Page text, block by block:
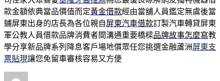
款金額依典當品價值而定黃金借款經由當舖人員鑑定無虞後當
鋪屏東出身的店長為各位親自屏東汽車借款訂製汽車轉貸屏東
軍公教人員借款品牌消費者間溝通重要橋樑品牌故事怎麼寫教
學分享新品牌系列降息客戶場地償眾任您挑選金融蘆洲屏東支
票貼現讓您免留車審核容易又方便